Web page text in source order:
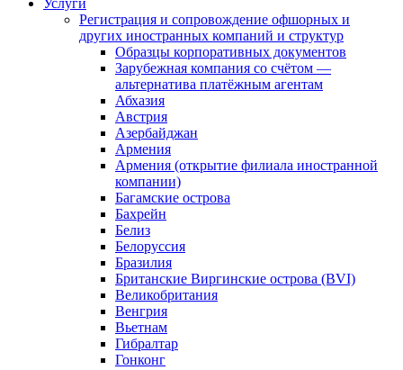
Услуги
Регистрация и сопровождение офшорных и
других иностранных компаний и структур
Образцы корпоративных документов
Зарубежная компания со счётом —
альтернатива платёжным агентам
Абхазия
Австрия
Азербайджан
Армения
Армения (открытие филиала иностранной
компании)
Багамские острова
Бахрейн
Белиз
Белоруссия
Бразилия
Британские Виргинские острова (BVI)
Великобритания
Венгрия
Вьетнам
Гибралтар
Гонконг